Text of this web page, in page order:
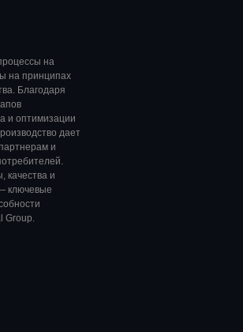
на
на принципах
Благодаря
и оптимизации
дает
и
качества и
ключевые
Group.